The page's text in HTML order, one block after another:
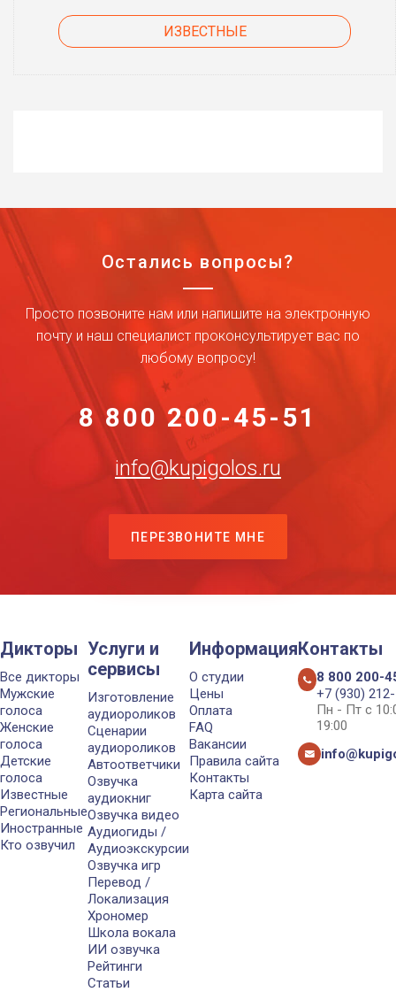
ИЗВЕСТНЫЕ
Остались вопросы?
Просто позвоните нам или напишите на электронную
почту и наш специалист проконсультирует вас по
любому вопросу!
8 800 200-45-51
info@kupigolos.ru
ПЕРЕЗВОНИТЕ МНЕ
Дикторы
Все дикторы
Мужские
голоса
Женские
голоса
Детские
голоса
Известные
Региональные
Иностранные
Кто озвучил
Услуги и
сервисы
Изготовление
аудиороликов
Сценарии
аудиороликов
Автоответчики
Озвучка
аудиокниг
Озвучка видео
Аудиогиды /
Аудиоэкскурсии
Озвучка игр
Перевод /
Локализация
Хрономер
Школа вокала
ИИ озвучка
Рейтинги
Статьи
Информация
О студии
Цены
Оплата
FAQ
Вакансии
Правила сайта
Контакты
Карта сайта
Контакты
8 800 200-
+7 (930)
Пн - Пт с
19:00